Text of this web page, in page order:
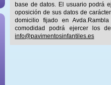
base de datos. El usuario podrá
oposición de sus datos de
domicilio fijado en
comodidad podrá ejercer los
info@pavimentosinfantiles.es